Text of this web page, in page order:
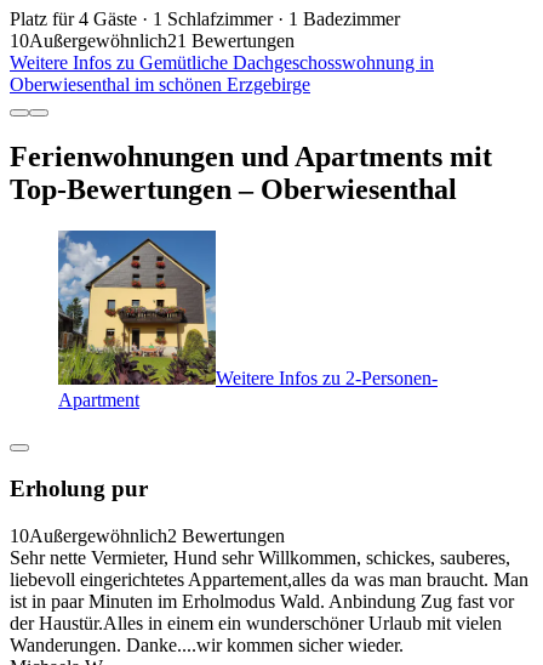
Platz für 4 Gäste · 1 Schlafzimmer · 1 Badezimmer
10Außergewöhnlich21 Bewertungen
Weitere Infos zu Gemütliche Dachgeschosswohnung in
Oberwiesenthal im schönen Erzgebirge
Ferienwohnungen und Apartments mit
Top-Bewertungen – Oberwiesenthal
Weitere Infos zu 2-Personen-
Apartment
Erholung pur
10Außergewöhnlich2 Bewertungen
Sehr nette Vermieter, Hund sehr Willkommen, schickes, sauberes,
liebevoll eingerichtetes Appartement,alles da was man braucht. Man
ist in paar Minuten im Erholmodus Wald. Anbindung Zug fast vor
der Haustür.Alles in einem ein wunderschöner Urlaub mit vielen
Wanderungen. Danke....wir kommen sicher wieder.